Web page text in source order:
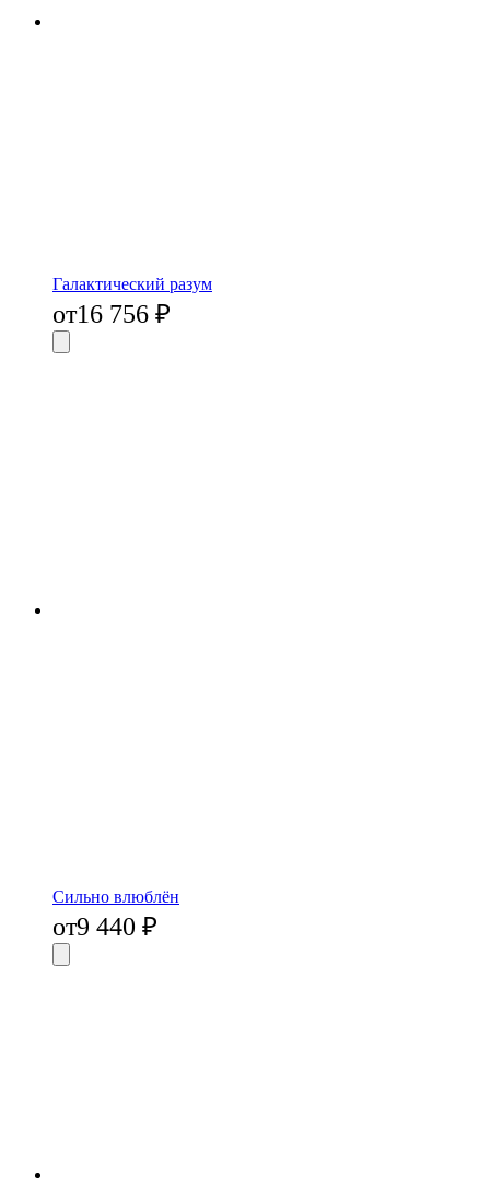
Галактический разум
от16 756 ₽
Сильно влюблён
от9 440 ₽